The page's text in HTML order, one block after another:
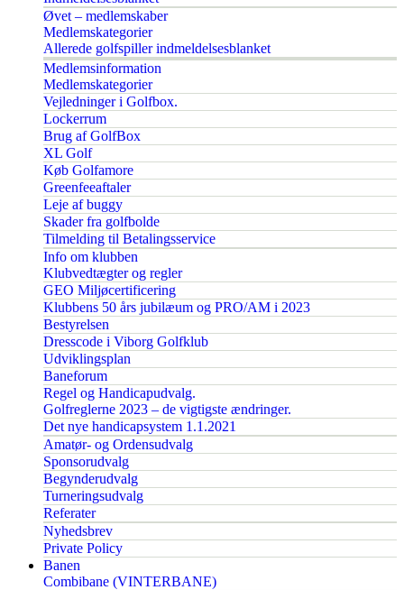
Øvet – medlemskaber
Medlemskategorier
Allerede golfspiller indmeldelsesblanket
Medlemsinformation
Medlemskategorier
Vejledninger i Golfbox.
Lockerrum
Brug af GolfBox
XL Golf
Køb Golfamore
Greenfeeaftaler
Leje af buggy
Skader fra golfbolde
Tilmelding til Betalingsservice
Info om klubben
Klubvedtægter og regler
GEO Miljøcertificering
Klubbens 50 års jubilæum og PRO/AM i 2023
Bestyrelsen
Dresscode i Viborg Golfklub
Udviklingsplan
Baneforum
Regel og Handicapudvalg.
Golfreglerne 2023 – de vigtigste ændringer.
Det nye handicapsystem 1.1.2021
Amatør- og Ordensudvalg
Sponsorudvalg
Begynderudvalg
Turneringsudvalg
Referater
Nyhedsbrev
Private Policy
Banen
Combibane (VINTERBANE)